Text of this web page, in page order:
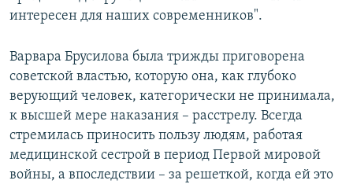
интересен для наших современников".
Варвара Брусилова была трижды приговорена
советской властью, которую она, как глубоко
верующий человек, категорически не принимала,
к высшей мере наказания – расстрелу. Всегда
стремилась приносить пользу людям, работая
медицинской сестрой в период Первой мировой
войны, а впоследствии – за решеткой, когда ей это